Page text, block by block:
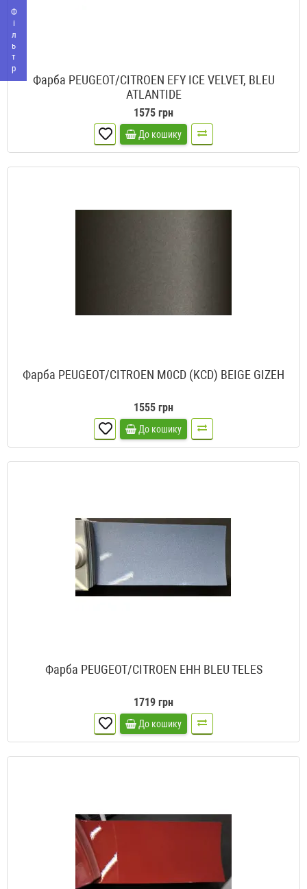
Фільтр
Фарба PEUGEOT/CITROEN EFY ICE VELVET, BLEU
ATLANTIDE
1575 грн
До кошику
Фарба PEUGEOT/CITROEN M0CD (KCD) BEIGE GIZEH
1555 грн
До кошику
Фарба PEUGEOT/CITROEN EHH BLEU TELES
1719 грн
До кошику